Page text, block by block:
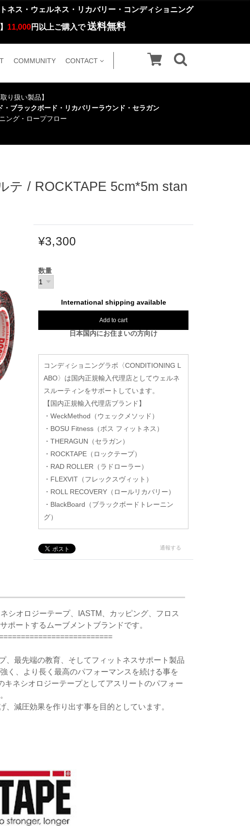
ネス・ウェルネス・リカバリー・コンディショニング
11,000円以上ご購入で 送料無料
COMMUNITY CONTACT
り扱い製品】
ブラックボード・リカバリーラウンド・セラガン
ング・ロープフロー
テ / ROCKTAPE 5cm*5m stan
¥3,300
数量
International shipping available
Add to cart
日本国内にお住まいの方向け
コンディショニングラボ〈CONDITIONING L
ABO〉は国内正規輸入代理店としてウェルネ
スルーティンをサポートしています。
【国内正規輸入代理店ブランド】
・WeckMethod（ウェックメソッド）
・BOSU Fitness（ボス フィットネス）
・THERAGUN（セラガン）
・ROCKTAPE（ロックテープ）
・RAD ROLLER（ラドローラー）
・FLEXVIT（フレックスヴィット）
・ROLL RECOVERY（ロールリカバリー）
・BlackBoard（ブラックボードトレーニン
グ）
通報する
シオロジーテープ、IASTM、カッピング、フロス
ポートするムーブメントブランドです。
、最先端の教育、そしてフィットネスサポート製品
く、より長く最高のパフォーマンスを続ける事を
ネシオロジーテープとしてアスリートのパフォー
減圧効果を作り出す事を目的としています。